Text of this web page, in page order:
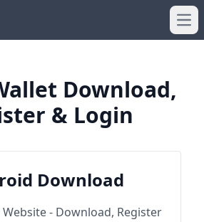
Download,
& Login
Download
- Download, Register